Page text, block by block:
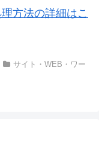
方法の詳細はこ
サイト・WEB・ワー